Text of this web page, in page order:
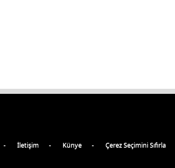
İletişim Künye Çerez Seçimini Sıfırla